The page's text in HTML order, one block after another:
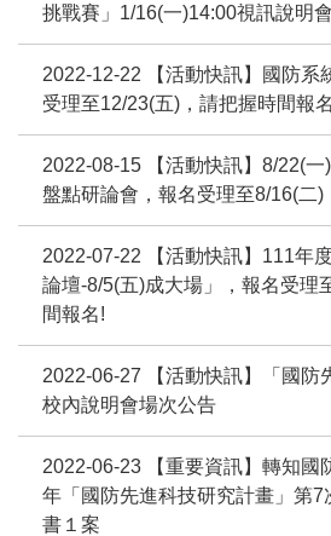
挑戰賽」1/16(一)14:00視訊說明
2022-12-22 【活動快訊】國防系
受理至12/23(五)，請把握時間報
2022-08-15 【活動快訊】8/22(
盤點研論會，報名受理至8/16(二)
2022-07-22 【活動快訊】111年
論壇-8/5(五)成大場」，報名受理
間報名!
2022-06-27 【活動快訊】「國防
校內說明會場次公告
2022-06-23 【重要資訊】轉知國
年「國防先進科技研究計畫」第7
書１案